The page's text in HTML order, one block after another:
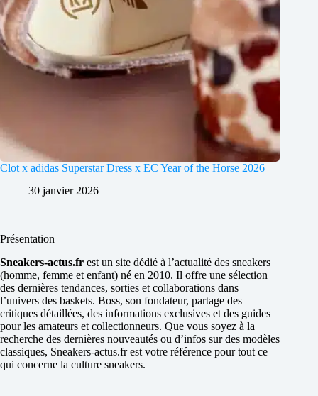
Clot x adidas Superstar Dress x EC Year of the Horse 2026
30 janvier 2026
Présentation
Sneakers-actus.fr est un site dédié à l’actualité des sneakers
(homme, femme et enfant) né en 2010. Il offre une sélection
des dernières tendances, sorties et collaborations dans
l’univers des baskets. Boss, son fondateur, partage des
critiques détaillées, des informations exclusives et des guides
pour les amateurs et collectionneurs. Que vous soyez à la
recherche des dernières nouveautés ou d’infos sur des modèles
classiques, Sneakers-actus.fr est votre référence pour tout ce
qui concerne la culture sneakers.